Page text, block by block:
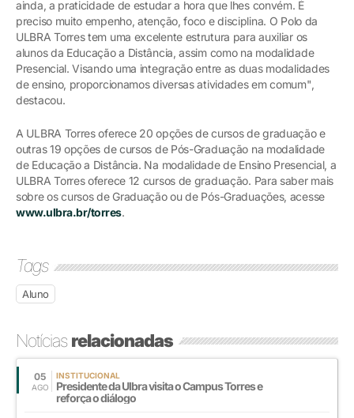
ainda, a praticidade de estudar a hora que lhes convém. É
preciso muito empenho, atenção, foco e disciplina. O Polo da
ULBRA Torres tem uma excelente estrutura para auxiliar os
alunos da Educação a Distância, assim como na modalidade
Presencial. Visando uma integração entre as duas modalidades
de ensino, proporcionamos diversas atividades em comum",
destacou.
A ULBRA Torres oferece 20 opções de cursos de graduação e
outras 19 opções de cursos de Pós-Graduação na modalidade
de Educação a Distância. Na modalidade de Ensino Presencial, a
ULBRA Torres oferece 12 cursos de graduação. Para saber mais
sobre os cursos de Graduação ou de Pós-Graduações, acesse
www.ulbra.br/torres.
Tags
Aluno
Notíciasrelacionadas
05
AGO
INSTITUCIONAL
Presidente da Ulbra visita o Campus Torres e
reforça o diálogo